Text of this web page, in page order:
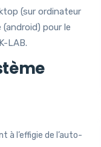
(sur ordinateur
pour le
LAB.
à l’effigie de l’auto-